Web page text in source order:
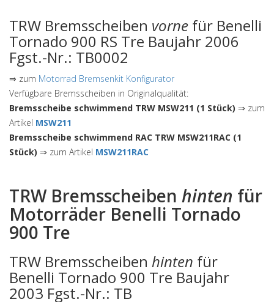
TRW Bremsscheiben vorne für Benelli
Tornado 900 RS Tre Baujahr 2006
Fgst.-Nr.: TB0002
⇒ zum Motorrad Bremsenkit Konfigurator
Verfügbare Bremsscheiben in Originalqualität:
Bremsscheibe schwimmend TRW MSW211 (1 Stück) ⇒ zum
Artikel MSW211
Bremsscheibe schwimmend RAC TRW MSW211RAC (1
Stück) ⇒ zum Artikel MSW211RAC
TRW Bremsscheiben hinten für
Motorräder Benelli Tornado
900 Tre
TRW Bremsscheiben hinten für
Benelli Tornado 900 Tre Baujahr
2003 Fgst.-Nr.: TB